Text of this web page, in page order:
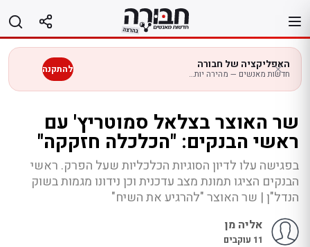
לתוכן
האפליקציה של חבורה
חדשות מאנשים — מהירה יותר בנייד להתקנה
שר האוצר בצלאל סמוטריץ' עם
ראשי הבנקים: "הכלכלה חזקקה"
בפגישה עלו לדיון הסוגיות הכלכליות שעל הפרק. ראשי
הבנקים הציגו תמונת מצב עדכנית וכן נידונו מגמות בשוק
הנדל"ן | שר האוצר "להרגיע את השיח"
אליה מן
11 עוקבים